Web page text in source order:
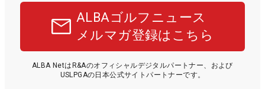
ALBAゴルフニュース
メルマガ登録はこちら
ALBA NetはR&Aのオフィシャルデジタルパートナー、および
USLPGAの日本公式サイトパートナーです。